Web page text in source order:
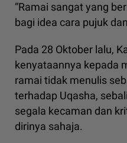
“Ramai sangat yang
bagi idea cara pujuk
Pada 28 Oktober lalu,
kenyataannya kepada
ramai tidak menulis
terhadap Uqasha,
segala kecaman dan
dirinya sahaja.